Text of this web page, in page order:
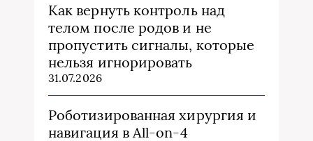
Как вернуть контроль над
телом после родов и не
пропустить сигналы, которые
нельзя игнорировать
31.07.2026
Роботизированная хирургия и
навигация в All-on-4